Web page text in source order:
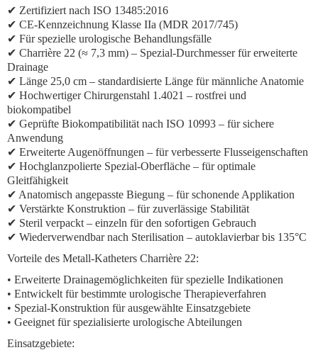
✔ Zertifiziert nach ISO 13485:2016
✔ CE-Kennzeichnung Klasse IIa (MDR 2017/745)
✔ Für spezielle urologische Behandlungsfälle
✔ Charrière 22 (≈ 7,3 mm) – Spezial-Durchmesser für erweiterte
Drainage
✔ Länge 25,0 cm – standardisierte Länge für männliche Anatomie
✔ Hochwertiger Chirurgenstahl 1.4021 – rostfrei und
biokompatibel
✔ Geprüfte Biokompatibilität nach ISO 10993 – für sichere
Anwendung
✔ Erweiterte Augenöffnungen – für verbesserte Flusseigenschaften
✔ Hochglanzpolierte Spezial-Oberfläche – für optimale
Gleitfähigkeit
✔ Anatomisch angepasste Biegung – für schonende Applikation
✔ Verstärkte Konstruktion – für zuverlässige Stabilität
✔ Steril verpackt – einzeln für den sofortigen Gebrauch
✔ Wiederverwendbar nach Sterilisation – autoklavierbar bis 135°C
Vorteile des Metall-Katheters Charrière 22:
• Erweiterte Drainagemöglichkeiten für spezielle Indikationen
• Entwickelt fürbestimmte urologische Therapieverfahren
• Spezial-Konstruktion für ausgewählte Einsatzgebiete
• Geeignet fürspezialisierte urologische Abteilungen
Einsatzgebiete: